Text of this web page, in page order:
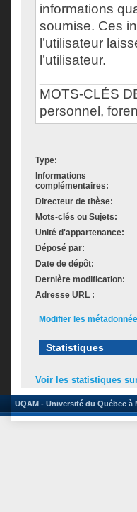
informations
soumise. Ces
l’utilisateur
l’utilisateur.
MOTS-CLÉS
personnel,
Type:
Informations
complémentaires:
Directeur de thèse:
Mots-clés ou Sujets:
Unité d'appartenance:
Déposé par:
Date de dépôt:
Dernière modification:
Adresse URL :
Modifier les
Statistiques
Voir les statistiques
UQAM - Université du Québec à